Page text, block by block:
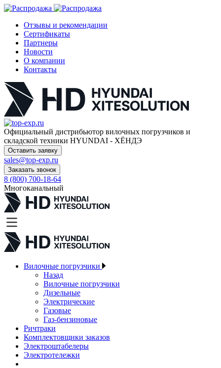
Отзывы и рекомендации
Сертификаты
Партнеры
Новости
О компании
Контакты
Официальный дистрибьютор вилочных погрузчиков и
складской техники HYUNDAI - ХЁНДЭ
Оставить заявку
sales@top-exp.ru
Заказать звонок
8 (800) 700-18-64
Многоканальный
Вилочные погрузчики
Назад
Вилочные погрузчики
Дизельные
Электрические
Газовые
Газ-бензиновые
Ричтраки
Комплектовщики заказов
Электроштабелеры
Электротележки